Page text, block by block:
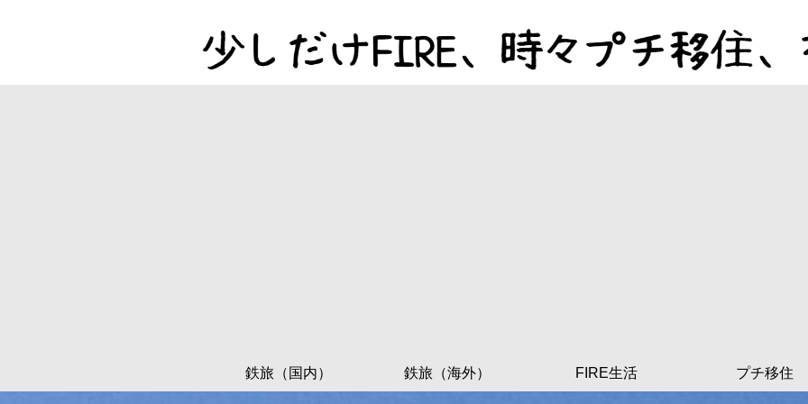
鉄旅（国内） 鉄旅（海外） FIRE生活 プチ移住